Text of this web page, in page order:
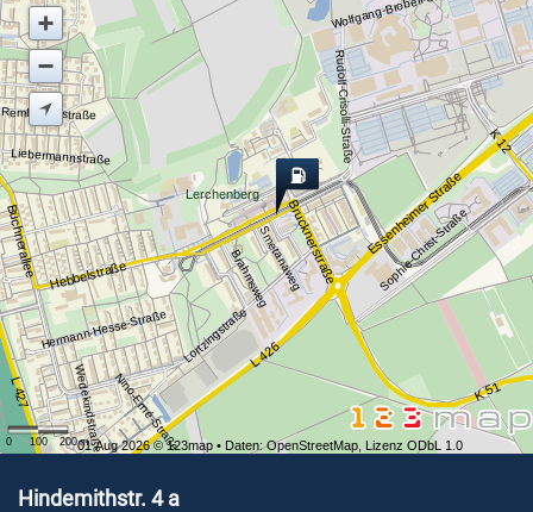
Lerchenberg Essenheimer Straße
K 51
L 426
L 427
K 12
Büchnerallee Hebbelstraße Brucknerstraße
Rudolf-Crisolli-Straße
Sophie-Christ-Straße
Smetanaweg
Rembrandtstraße
Liebermannstraße
Brahmsweg
Lortzingstraße
Wedekindstraße
Hermann-Hesse-Straße
Nino-Erné-Straße
0 100 200 m
01 Aug 2026 ©123map • Daten:OpenStreetMap Lizenz ODbL 1.0
Hindemithstr. 4 a